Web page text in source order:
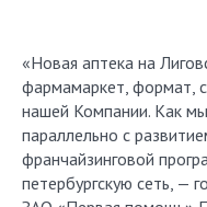
«Новая аптека на
фармамаркет, формат,
нашей Компании. Как
параллельно с
франчайзинговой
петербургскую сеть, —